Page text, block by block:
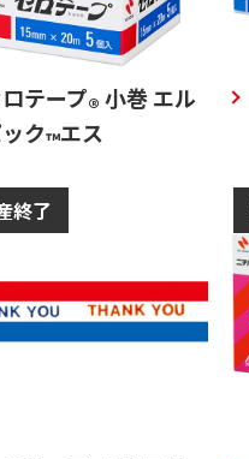
テープ®小巻 エル
ク™エス
終了